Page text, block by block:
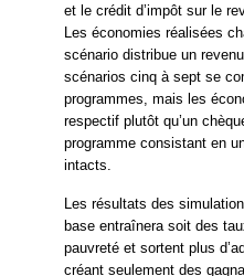
et le crédit d’impôt sur le
Les économies réalisées
scénario distribue un
scénarios cinq à sept se
programmes, mais les
respectif plutôt qu’un
programme consistant en
intacts.
Les résultats des
base entraînera soit des
pauvreté et sortent plus
créant seulement des